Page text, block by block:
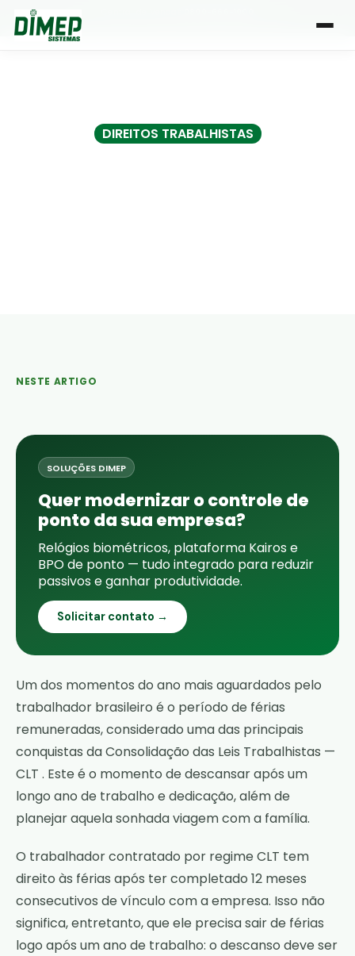
| Atendimento de segunda a sexta, das 8h às 18h
DIREITOS TRABALHISTAS
NESTE ARTIGO
SOLUÇÕES DIMEP
Quer modernizar o controle de
ponto da sua empresa?
Relógios biométricos, plataforma Kairos e
BPO de ponto — tudo integrado para reduzir
passivos e ganhar produtividade.
Solicitar contato →
Um dos momentos do ano mais aguardados pelo
trabalhador brasileiro é o período de férias
remuneradas, considerado uma das principais
conquistas daConsolidação das Leis Trabalhistas —
CLT . Este é o momento de descansar após um
longo ano de trabalho e dedicação, além de
planejar aquela sonhada viagem com a família.
O trabalhador contratado por regime CLT tem
direito às férias após ter completado 12 meses
consecutivos de vínculo com a empresa. Isso não
significa, entretanto, que ele precisa sair de férias
logo após um ano de trabalho: o descanso deve ser